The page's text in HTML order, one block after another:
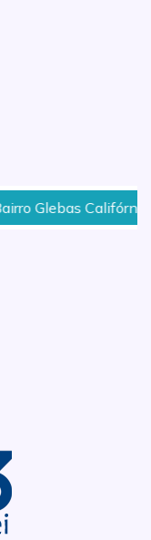
Glebas Califórnia